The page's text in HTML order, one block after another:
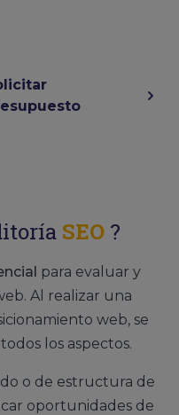
SEO ?
para evaluar y
Al realizar una
web, se
los aspectos.
o de estructura de
oportunidades de